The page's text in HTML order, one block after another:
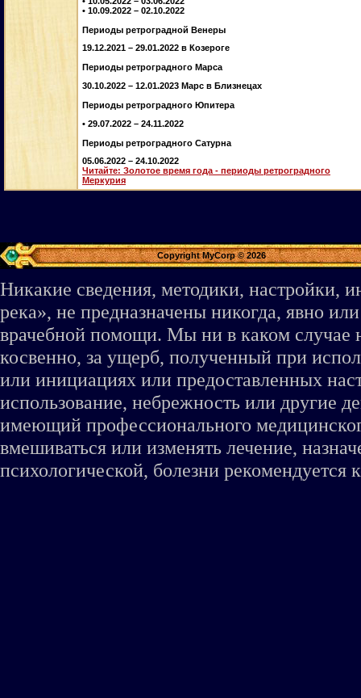
• 10.09.2022 – 02.10.2022
Периоды ретроградной Венеры
19.12.2021 – 29.01.2022 в Козероге
Периоды ретроградного Марса
30.10.2022 – 12.01.2023 Марс в Близнецах
Периоды ретроградного Юпитера
• 29.07.2022 – 24.11.2022
Периоды ретроградного Сатурна
05.06.2022 – 24.10.2022
Читайте: Золотое время года - периоды ретроградного
Меркурия
Copyright MyCorp © 2026
Никакие сведения, методики, настройки,
река», не предназначены никогда, явно
врачебной помощи. Мы ни в каком случае
косвенно, за ущерб, полученный при
или инициациях или предоставленных
использование, небрежность или другие
имеющий профессионального
вмешиваться или изменять лечение,
психологической, болезни рекомендуется